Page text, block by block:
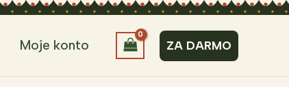
Moje konto ZA DARMO